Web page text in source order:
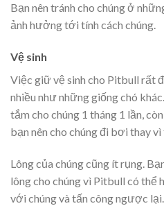
Bạn nên tránh cho chúng ở
ảnh hưởng tới tính cách chúng.
Vệ sinh
Việc giữ vệ sinh cho Pitbull rất
nhiều như những giống chó
tắm cho chúng 1 tháng 1 lần,
bạn nên cho chúng đi bơi thay
Lông của chúng cũng ít rụng.
lông cho chúng vì Pitbull có thể
với chúng và tấn công ngược lại.